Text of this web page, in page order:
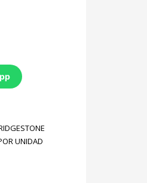
UNIDAD